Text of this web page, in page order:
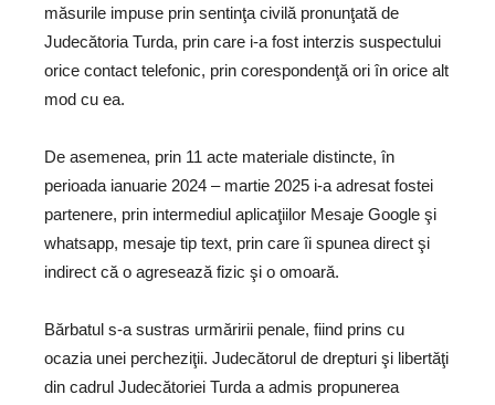
măsurile impuse prin sentinţa civilă pronunţată de
Judecătoria Turda, prin care i-a fost interzis suspectului
orice contact telefonic, prin corespondenţă ori în orice alt
mod cu ea.
De asemenea, prin 11 acte materiale distincte, în
perioada ianuarie 2024 – martie 2025 i-a adresat fostei
partenere, prin intermediul aplicaţiilor Mesaje Google şi
whatsapp, mesaje tip text, prin care îi spunea direct şi
indirect că o agresează fizic şi o omoară.
Bărbatul s-a sustras urmăririi penale, fiind prins cu
ocazia unei percheziţii. Judecătorul de drepturi şi libertăţi
din cadrul Judecătoriei Turda a admis propunerea